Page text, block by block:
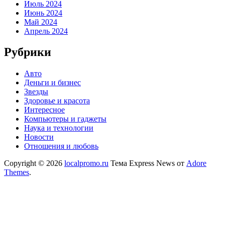
Июль 2024
Июнь 2024
Май 2024
Апрель 2024
Рубрики
Авто
Деньги и бизнес
Звезды
Здоровье и красота
Интересное
Компьютеры и гаджеты
Наука и технологии
Новости
Отношения и любовь
Copyright © 2026 localpromo.ru Тема Express News от Adore
Themes.